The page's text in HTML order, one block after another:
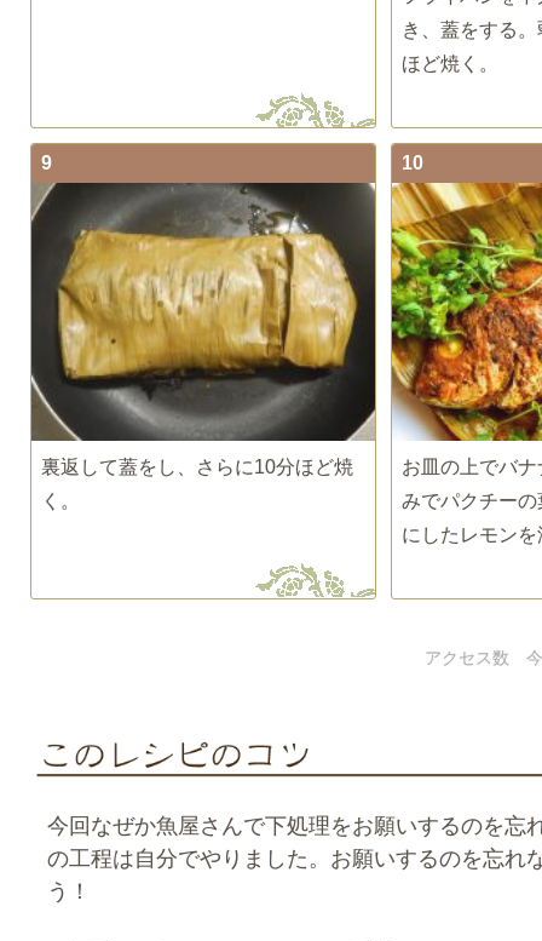
き、蓋をする
ほど焼く。
9
裏返して蓋をし、さらに10分ほど焼
く。
10
お皿の上でバ
みでパクチー
にしたレモン
アクセス数
今回なぜか魚屋さんで下処理をお願いするのを忘
の工程は自分でやりました。お願いするのを忘れ
う！